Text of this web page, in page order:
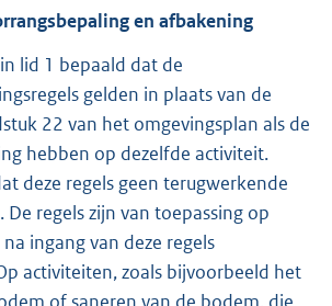
en afbakening
lid 1 bepaald dat de
gelden in plaats van de
22 van het omgevingsplan als de
hebben op dezelfde activiteit.
deze regels geen terugwerkende
regels zijn van toepassing op
ingang van deze regels
activiteiten, zoals bijvoorbeeld het